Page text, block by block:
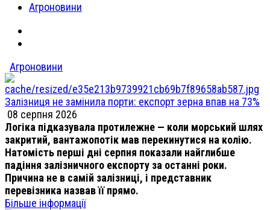
Агроновини
Агроновини
Залізниця не замінила порти: експорт зерна впав на 73%
08 серпня 2026
Логіка підказувала протилежне — коли морський шлях
закритий, вантажопотік мав перекинутися на колію.
Натомість перші дні серпня показали найглибше
падіння залізничного експорту за останні роки.
Причина не в самій залізниці, і представник
перевізника назвав її прямо.
Більше інформації